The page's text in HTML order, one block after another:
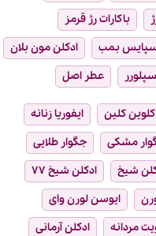
باکارات رژ قرمز
بمب
ادکلن مون بلان
عطر اصل
کلین
ایفوریا زنانه
مشکی
جگوار طلایی
شیخ
ادکلن شیخ ۷۷
ایوسن لورن وای
مردانه
ادکلن آرمانی